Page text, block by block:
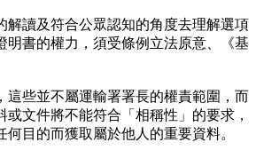
讀及符合公眾認知的角度去理解選項
書的權力，須受條例立法原意、《基
些並不屬運輸署署長的權責範圍，而
文件將不能符合「相稱性」的要求，
目的而獲取屬於他人的重要資料。